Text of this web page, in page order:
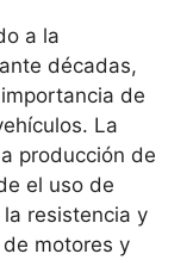
a la
décadas,
de
La
producción de
el uso de
resistencia y
motores y